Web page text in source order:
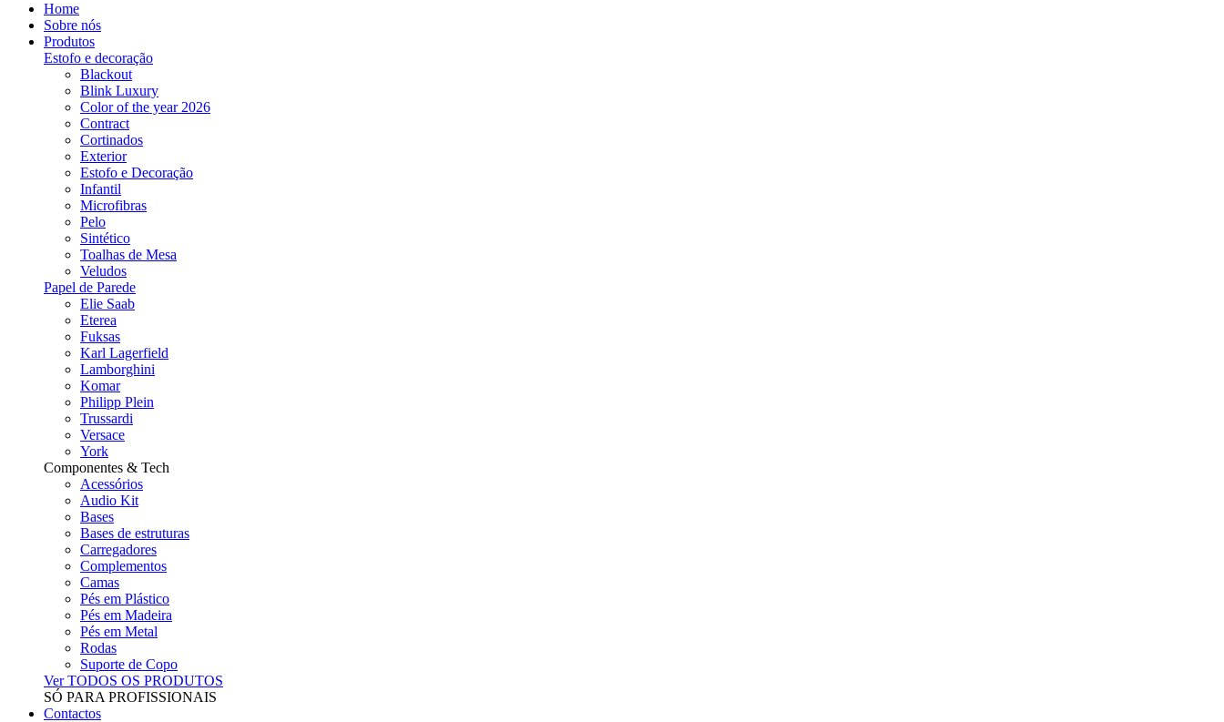
Home
Sobre nós
Produtos
Estofo e decoração
Blackout
Blink Luxury
Color of the year 2026
Contract
Cortinados
Exterior
Estofo e Decoração
Infantil
Microfibras
Pelo
Sintético
Toalhas de Mesa
Veludos
Papel de Parede
Elie Saab
Eterea
Fuksas
Karl Lagerfield
Lamborghini
Komar
Philipp Plein
Trussardi
Versace
York
Componentes & Tech
Acessórios
Audio Kit
Bases
Bases de estruturas
Carregadores
Complementos
Camas
Pés em Plástico
Pés em Madeira
Pés em Metal
Rodas
Suporte de Copo
Ver TODOS OS PRODUTOS
SÓ PARA PROFISSIONAIS
Contactos